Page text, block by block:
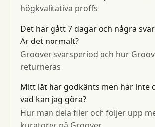
högkvalitativa proffs
Det har gått 7 dagar och några
Är det normalt?
Groover svarsperiod och hur
returneras
Mitt låt har godkänts men har inte
vad kan jag göra?
Hur man dela filer och följer upp